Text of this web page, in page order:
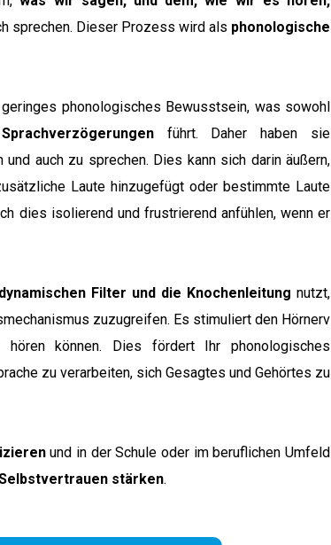
sprechen. Dieser Prozess wird als phonologische
phonologisches Bewusstsein, was sowohl
führt. Daher haben sie
auch zu sprechen. Dies kann sich darin äußern,
Laute hinzugefügt oder bestimmte Laute
dies isolierend und frustrierend anfühlen, wenn er
Filter und die Knochenleitung nutzt,
zuzugreifen. Es stimuliert den Hörnerv
können. Dies fördert Ihr phonologisches
zu verarbeiten, sich Gesagtes und Gehörtes zu
und in der Schule oder im beruflichen Umfeld
stärken.